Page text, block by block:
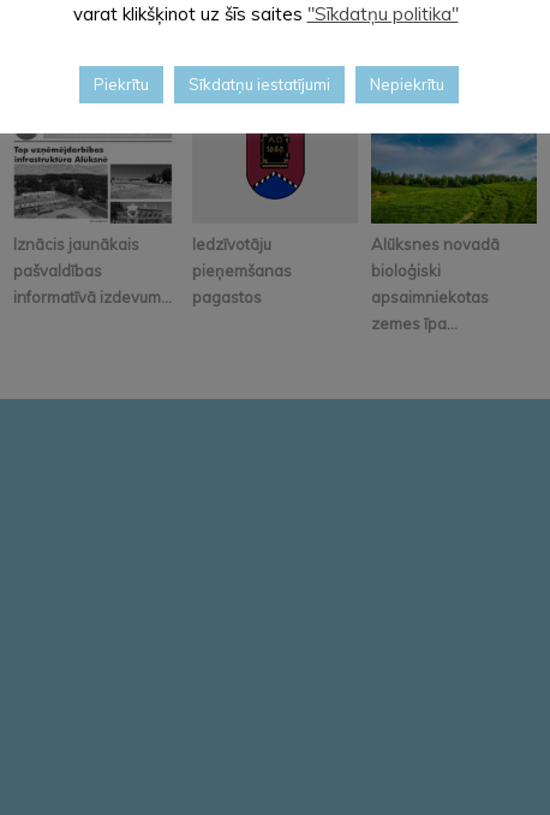
Iznācis jaunākais
pašvaldības
informatīvā izdevum...
Iedzīvotāju
pieņemšanas
pagastos
Alūksnes novadā
bioloģiski
apsaimniekotas
zemes īpa...
varat klikšķinot uz šīs saites "Sīkdatņu politika"
Piekrītu Sīkdatņu iestatījumi Nepiekrītu